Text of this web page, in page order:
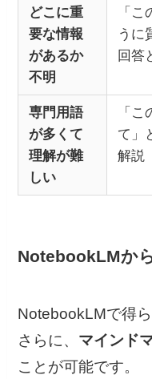
どこに重
要な情報
があるか
不明
「
うに
回答
専門用語
が多くて
理解が難
しい
「
て」
解説
NotebookLMか
NotebookLMで得
さらに、 マインド
ことが可能です。